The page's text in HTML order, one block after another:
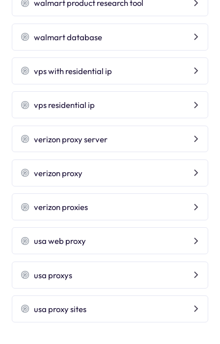
walmart product research tool
walmart database
vps with residential ip
vps residential ip
verizon proxy server
verizon proxy
verizon proxies
usa web proxy
usa proxys
usa proxy sites